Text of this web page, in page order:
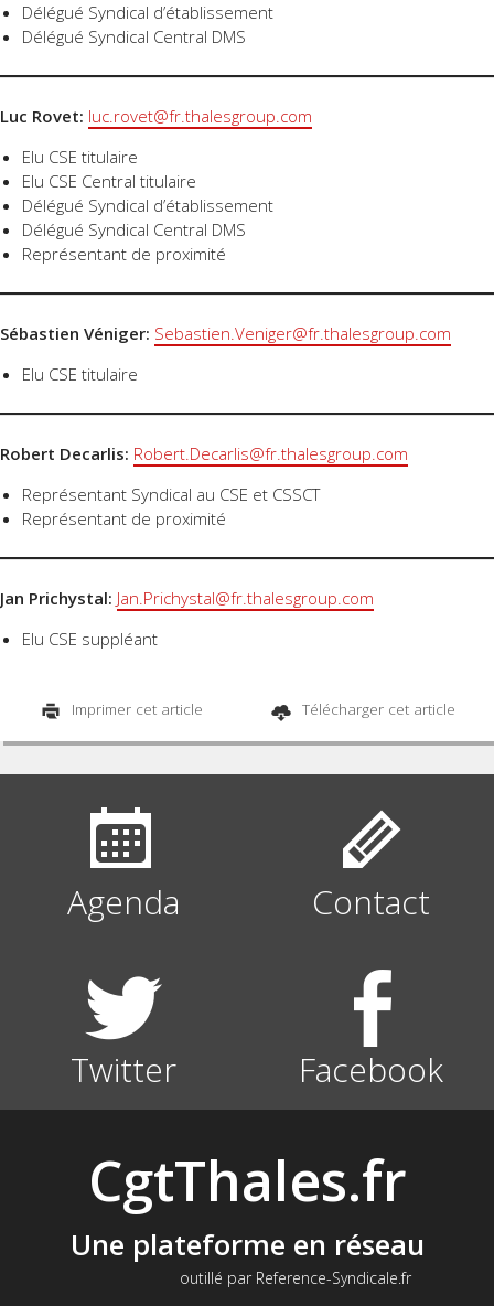
Délégué Syndical d’établissement
Délégué Syndical Central DMS
Luc Rovet: luc.rovet@fr.thalesgroup.com
Elu CSE titulaire
Elu CSE Central titulaire
Délégué Syndical d’établissement
Délégué Syndical Central DMS
Représentant de proximité
Sébastien Véniger: Sebastien.Veniger@fr.thalesgroup.com
Elu CSE titulaire
Robert Decarlis: Robert.Decarlis@fr.thalesgroup.com
Représentant Syndical au CSE et CSSCT
Représentant de proximité
Jan Prichystal: Jan.Prichystal@fr.thalesgroup.com
Elu CSE suppléant
Imprimer cet article Télécharger cet article
Agenda Contact
Twitter Facebook
CgtThales.fr
Une plateforme en réseau
outillé par Reference-Syndicale.fr